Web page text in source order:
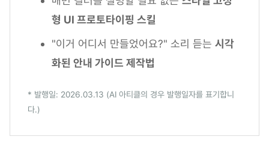
형 UI 프로토타이핑 스킬
"이거 어디서 만들었어요?" 소리 듣는 시각
화된 안내 가이드 제작법
* 발행일: 2026.03.13 (AI 아티클의 경우 발행일자를 표기합니
다.)